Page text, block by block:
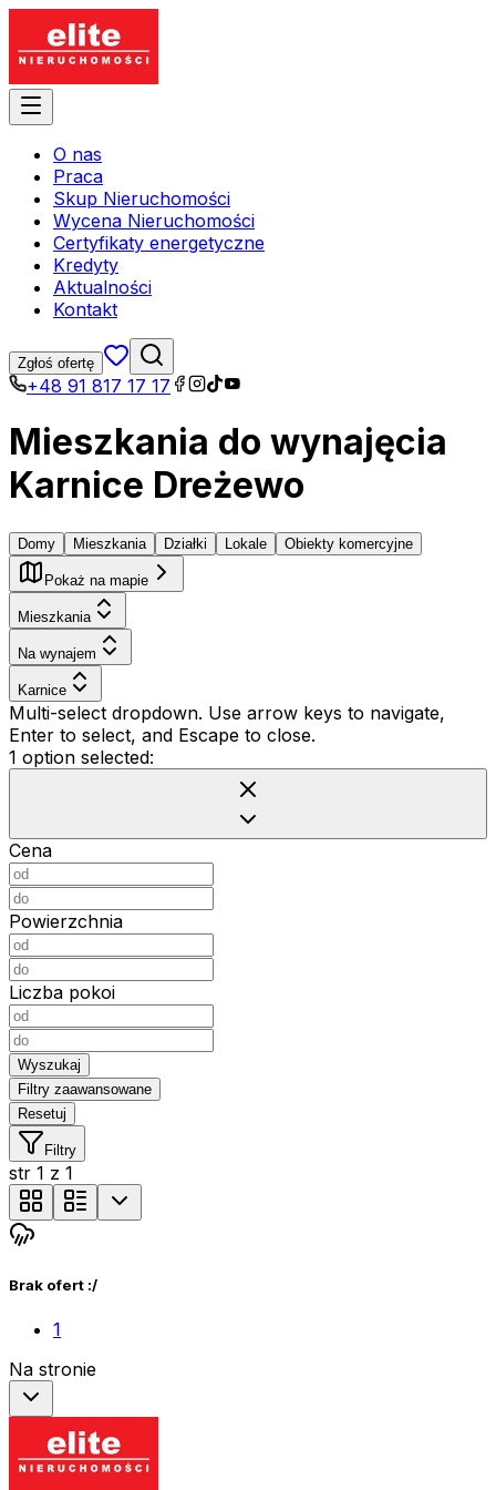
O nas
Praca
Skup Nieruchomości
Wycena Nieruchomości
Certyfikaty energetyczne
Kredyty
Aktualności
Kontakt
Zgłoś ofertę
+48 91 817 17 17
Mieszkania do wynajęcia
Karnice Dreżewo
Domy Mieszkania Działki Lokale Obiekty komercyjne
Pokaż na mapie
Mieszkania
Na wynajem
Karnice
Multi-select dropdown. Use arrow keys to navigate,
Enter to select, and Escape to close.
1 option selected:
Cena
Powierzchnia
Liczba pokoi
Wyszukaj
Filtry zaawansowane
Resetuj
Filtry
str 1 z 1
Brak ofert :/
1
Na stronie